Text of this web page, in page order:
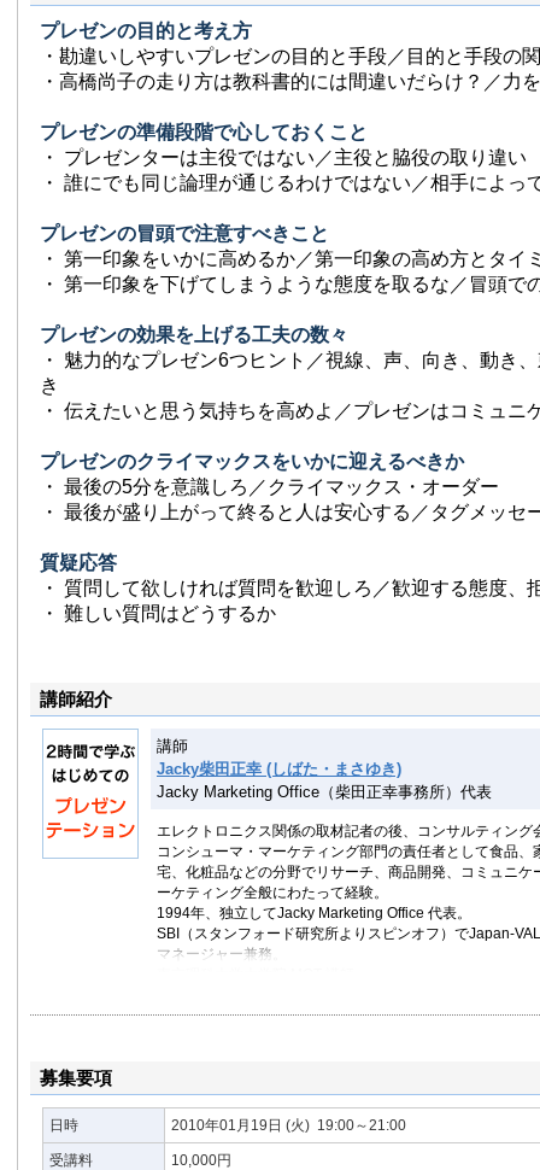
プレゼンの目的と考え方
・勘違いしやすいプレゼンの目的と手段／目的と手段の
・高橋尚子の走り方は教科書的には間違いだらけ？／力
プレゼンの準備段階で心しておくこと
・ プレゼンターは主役ではない／主役と脇役の取り違い
・ 誰にでも同じ論理が通じるわけではない／相手によっ
プレゼンの冒頭で注意すべきこと
・ 第一印象をいかに高めるか／第一印象の高め方とタイ
・ 第一印象を下げてしまうような態度を取るな／冒頭で
プレゼンの効果を上げる工夫の数々
・ 魅力的なプレゼン6つヒント／視線、声、向き、動き
き
・ 伝えたいと思う気持ちを高めよ／プレゼンはコミュニ
プレゼンのクライマックスをいかに迎えるべきか
・ 最後の5分を意識しろ／クライマックス・オーダー
・ 最後が盛り上がって終ると人は安心する／タグメッセ
質疑応答
・ 質問して欲しければ質問を歓迎しろ／歓迎する態度、
・ 難しい質問はどうするか
講師紹介
講師
Jacky柴田正幸 (しばた・まさゆき)
Jacky Marketing Office（柴田正幸事務所）代表
エレクトロニクス関係の取材記者の後、コンサルティング
コンシューマ・マーケティング部門の責任者として食品、
宅、化粧品などの分野でリサーチ、商品開発、コミュニケ
ーケティング全般にわたって経験。
1994年、独立してJacky Marketing Office 代表。
SBI（スタンフォード研究所よりスピンオフ）でJapan-
マネージャー兼務。
著書：
募集要項
日時 2010年01月19日 (火) 19:00～21:00
受講料 10,000円